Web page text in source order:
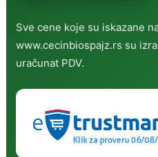
Sve cene koje su iskazane
www.cecinbiospajz.rs su
uračunat PDV.